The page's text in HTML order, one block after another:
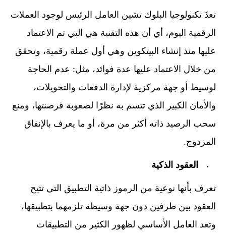
تعدّ تكنولوجيا البلوك تشين العامل الرئيس لوجود العملات
الرقمية اليوم، أي أن هذه التقنية هي التي تم الاعتماد
عليها منذ إنشاء البيتكوين وهي أول عملة رقمية، وتحقق
من خلال الاعتماد عليها عدة فوائد، مثل: عدم الحاجة
لوسيط أو جهة مركزية لإدارة الدفعات والتحويلات،
والأمان الكبير الذي تتسم به نظرًا لصعوبة قرصنتها، ومنع
سحب الرصيد ذاته أكثر من مرة، أو ما يعرف بالإنفاق
المزدوج.
العقود الذكية
تعرف بأنها نوعية من الرموز ذاتية التطبيق التي تتيح
العقود بين طرفين دون جهة وسيطة تلزمهما بتطبيقها،
وتعد العامل الأساسي لظهور الكثير من التطبيقات